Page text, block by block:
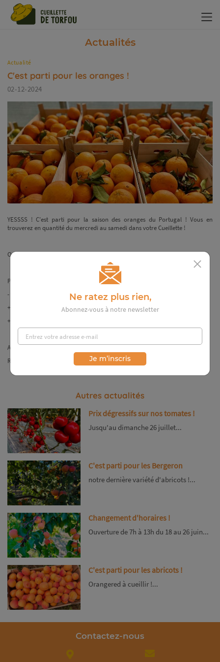
Actualités
Actualité
C'est parti pour les oranges !
02-12-2024
YESSSS ! C'est parti pour la saison des oranges du Portugal ! Vous en
trouverez en quantité du mercredi au samedi dans votre Cueillette !
On garde les mêmes prix que l'année dernière !
Prix :
- de 3kg : 2,80€/kg
+ de 3kg : 2,50€/kg
+ de 6kg : 2,30€/kg
Attention, fermeture de votre Cueillette le vendredi 20 décembre à 17h.
Réouverture le vendredi 10 janvier
Autres actualités
Prix dégressifs sur nos tomates !
Jusqu'au dimanche 26 juillet...
C'est parti pour les Bergeron
notre dernière variété d'abricots !...
Changement d'horaires !
Ouverture de 7h à 13h du 18 au 26 juin...
C'est parti pour les abricots !
Orangered à cueillir !...
Contactez-nous
Ne ratez plus rien,
Abonnez-vous à notre newsletter
Je m’inscris
Panneau de gestion des cookies